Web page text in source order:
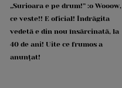
„Surioara e pe drum!” :o Wooow,
ce veste!! E oficial! Îndrăgita
vedetă e din nou însărcinată, la
40 de ani! Uite ce frumos a
anunțat!